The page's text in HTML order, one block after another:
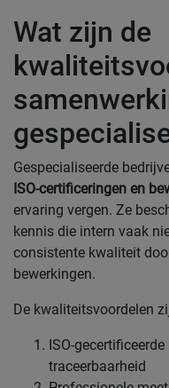
Wat zijn de
Gespecialiseerde
ISO-certificeringen en
ervaring vergen. Ze
kennis die intern vaak
consistente kwaliteit
bewerkingen.
De kwaliteitsvoordelen
ISO-
traceerbaarheid